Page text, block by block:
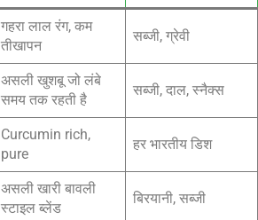
गहरा लाल रंग, कम
तीखापन
सब्जी, ग्रेवी
असली खुशबू जो लंबे
समय तक रहती है
सब्जी, दाल, स्नैक्स
Curcumin rich,
pure
हर भारतीय डिश
असली खारी बावली
स्टाइल ब्लेंड
बिरयानी, सब्जी